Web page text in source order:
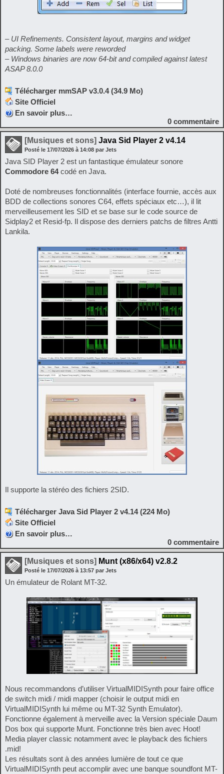
– UI Refinements. Consistent layout, margins and widget
packing. Some labels were reworded
– Windows binaries are now 64-bit and compiled against latest
ASAP 8.0.0
Télécharger mmSAP v3.0.4 (34.9 Mo)
Site Officiel
En savoir plus…
0 commentaire
[Musiques et sons] Java Sid Player 2 v4.14
Posté le 17/07/2026 à 14:08 par Jets
Java SID Player 2 est un fantastique émulateur sonore
Commodore 64codé en Java.
Doté de nombreuses fonctionnalités (interface fournie, accès aux
BDD de collections sonores C64, effets spéciaux etc…), il lit
merveilleusement les SID et se base sur le code source de
Sidplay2 et Resid-fp. Il dispose des derniers patchs de filtres Antti
Lankila.
Il supporte la stéréo des fichiers 2SID.
Télécharger Java Sid Player 2 v4.14 (224 Mo)
Site Officiel
En savoir plus…
0 commentaire
[Musiques et sons] Munt (x86/x64) v2.8.2
Posté le 17/07/2026 à 13:57 par Jets
Un émulateur de Rolant MT-32.
Nous recommandons d’utiliser VirtualMIDISynth pour faire office
de switch midi / midi mapper (choisir le output midi en
VirtualMIDISynth lui même ou MT-32 Synth Emulator).
Fonctionne également à merveille avec la Version spéciale Daum
Dos box qui supporte Munt. Fonctionne très bien avec Hoot!
Media player classic notamment avec le playback des fichiers
.mid!
Les résultats sont à des années lumière de tout ce que
VirtualMIDISynth peut accomplir avec une banque soundfont MT-